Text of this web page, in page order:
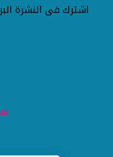
اشترك فى النشرة